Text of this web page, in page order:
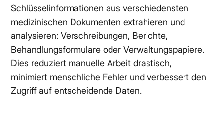
Schlüsselinformationen aus verschiedensten
medizinischen Dokumenten extrahieren und
analysieren: Verschreibungen, Berichte,
Behandlungsformulare oder Verwaltungspapiere.
Dies reduziert manuelle Arbeit drastisch,
minimiert menschliche Fehler und verbessert den
Zugriff auf entscheidende Daten.